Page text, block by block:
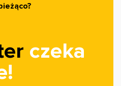
największego
czeka